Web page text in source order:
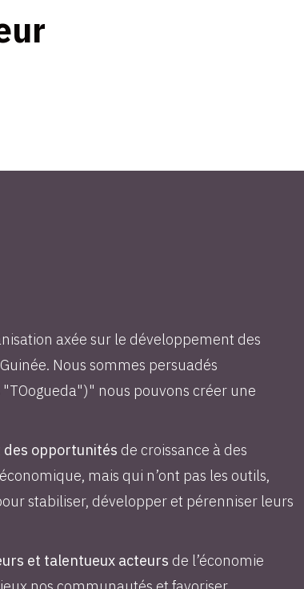
axée sur le développement des
Nous sommes persuadés
nous pouvons créer une
des opportunités de croissance à des
mais qui n’ont pas les outils,
stabiliser, développer et pérenniser leurs
et talentueux acteurs de l’économie